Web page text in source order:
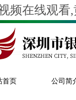
频在线观看
首页 公司简